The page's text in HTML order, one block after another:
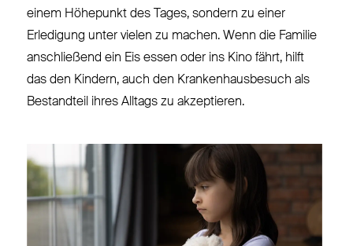
einem Höhepunkt des Tages, sondern zu einer
Erledigung unter vielen zu machen. Wenn die Familie
anschließend ein Eis essen oder ins Kino fährt, hilft
das den Kindern, auch den Krankenhausbesuch als
Bestandteil ihres Alltags zu akzeptieren.